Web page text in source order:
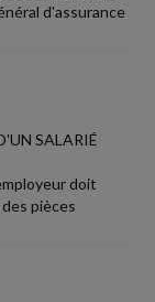
d'assurance
SALARIÉ
doit
pièces